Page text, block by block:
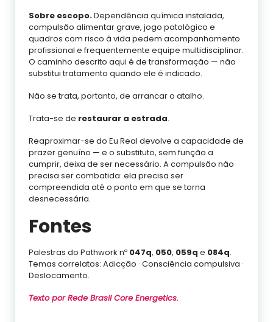
Sobre escopo.Dependência química instalada,
compulsão alimentar grave, jogo patológico e
quadros com risco à vida pedem acompanhamento
profissional e frequentemente equipe multidisciplinar.
O caminho descrito aqui é de transformação — não
substitui tratamento quando ele é indicado.
Não se trata, portanto, de arrancar o atalho.
Trata-se de restaurar a estrada.
Reaproximar-se do Eu Real devolve a capacidade de
prazer genuíno — e o substituto, sem função a
cumprir, deixa de ser necessário. A compulsão não
precisa ser combatida: ela precisa ser
compreendida até o ponto em que se torna
desnecessária.
Fontes
Palestras do Pathwork nº 047q, 050, 059q e 084q.
Temas correlatos: Adicção · Consciência compulsiva ·
Deslocamento.
Texto porRede Brasil Core Energetics.